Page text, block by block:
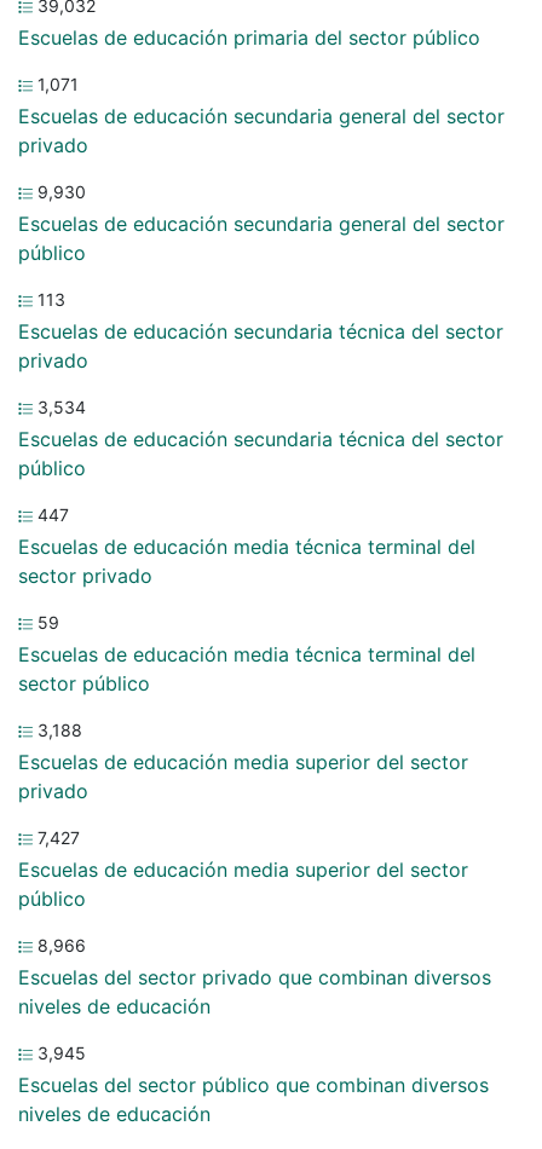
39,032
Escuelas de educación primaria del sector público
1,071
Escuelas de educación secundaria general del sector
privado
9,930
Escuelas de educación secundaria general del sector
público
113
Escuelas de educación secundaria técnica del sector
privado
3,534
Escuelas de educación secundaria técnica del sector
público
447
Escuelas de educación media técnica terminal del
sector privado
59
Escuelas de educación media técnica terminal del
sector público
3,188
Escuelas de educación media superior del sector
privado
7,427
Escuelas de educación media superior del sector
público
8,966
Escuelas del sector privado que combinan diversos
niveles de educación
3,945
Escuelas del sector público que combinan diversos
niveles de educación